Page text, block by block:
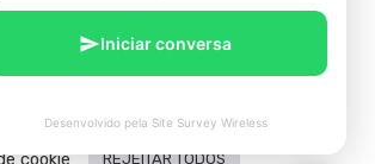
Política de Privacidade
nosso site para fornecer a experiência
suas preferências e visitas
em “ACEITAR TODOS”, você concorda
os cookies. No entanto, você pode
de cookies" para fornecer um
cookie REJEITAR TODOS
Iniciar conversa
Desenvolvido pela Site Survey Wireless